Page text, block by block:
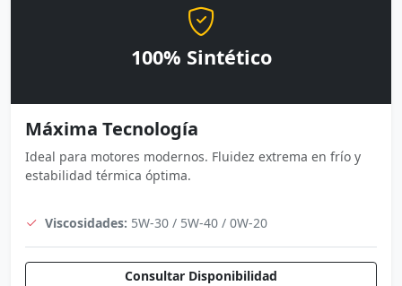
100% Sintético
Máxima Tecnología
Ideal para motores modernos. Fluidez extrema en frío y
estabilidad térmica óptima.
Viscosidades: 5W-30 / 5W-40 / 0W-20
Consultar Disponibilidad